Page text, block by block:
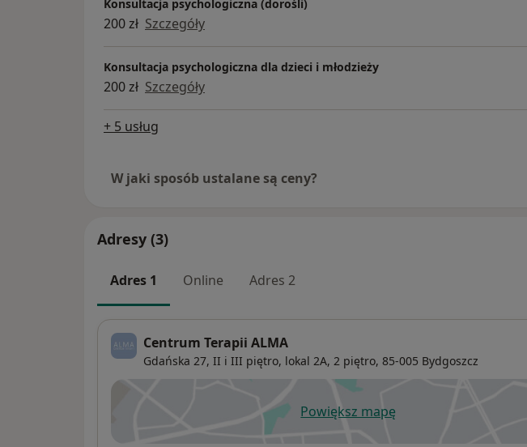
Konsultacja psychologiczna (dorośli)
200 zł Szczegóły
Konsultacja psychologiczna dla dzieci i młodzieży
200 zł Szczegóły
+ 5 usług
W jaki sposób ustalane są ceny?
Adresy (3)
Adres 1 Online Adres 2
Centrum Terapii ALMA
Gdańska 27, II i III piętro, lokal 2A, 2 piętro, 85-005 Bydgoszcz
Powiększ mapęotwiera się w nowej karcie